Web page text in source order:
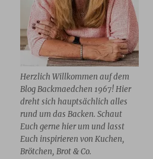
Herzlich Willkommen auf dem
Blog Backmaedchen 1967! Hier
dreht sich hauptsächlich alles
rund um das Backen. Schaut
Euch gerne hier um und lasst
Euch inspirieren von Kuchen,
Brötchen, Brot & Co.